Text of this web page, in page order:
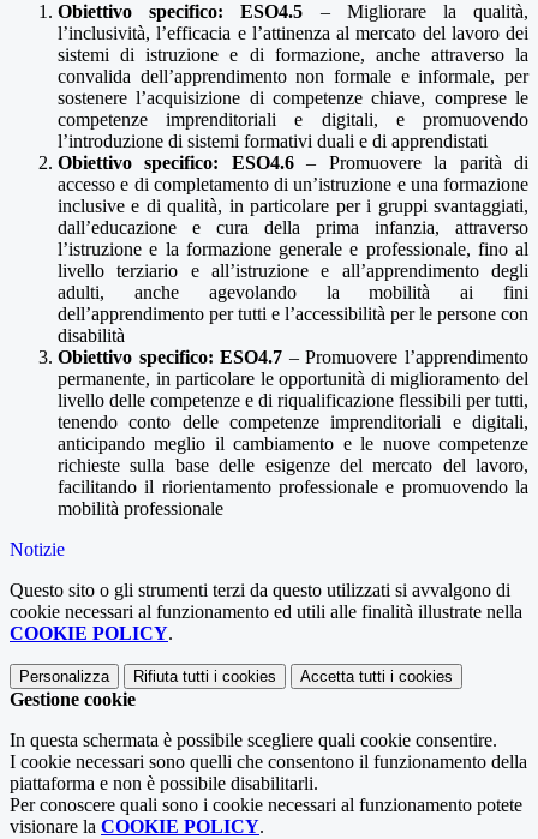
Obiettivo specifico: ESO4.5
– Migliorare la qualità,
l’inclusività, l’efficacia e l’attinenza al mercato del lavoro dei
sistemi di istruzione e di formazione, anche attraverso la
convalida dell’apprendimento non formale e informale, per
sostenere l’acquisizione di competenze chiave, comprese le
competenze imprenditoriali e digitali, e promuovendo
l’introduzione di sistemi formativi duali e di apprendistati
Obiettivo specifico: ESO4.6
– Promuovere la parità di
accesso e di completamento di un’istruzione e una formazione
inclusive e di qualità, in particolare per i gruppi svantaggiati,
dall’educazione e cura della prima infanzia, attraverso
l’istruzione e la formazione generale e professionale, fino al
livello terziario e all’istruzione e all’apprendimento degli
adulti, anche agevolando la mobilità ai fini
dell’apprendimento per tutti e l’accessibilità per le persone con
disabilità
Obiettivo specifico: ESO4.7 – Promuovere l’apprendimento
permanente, in particolare le opportunità di miglioramento del
livello delle competenze e di riqualificazione flessibili per tutti,
tenendo conto delle competenze imprenditoriali e digitali,
anticipando meglio il cambiamento e le nuove competenze
richieste sulla base delle esigenze del mercato del lavoro,
facilitando il riorientamento professionale e promuovendo la
mobilità professionale
Notizie
Questo sito o gli strumenti terzi da questo utilizzati si avvalgono di
cookie necessari al funzionamento ed utili alle finalità illustrate nella
COOKIE POLICY.
Personalizza Rifiuta tutti i cookies Accetta tutti i cookies
Gestione cookie
In questa schermata è possibile scegliere quali cookie consentire.
I cookie necessari sono quelli che consentono il funzionamento della
piattaforma e non è possibile disabilitarli.
Per conoscere quali sono i cookie necessari al funzionamento potete
visionare la COOKIE POLICY.